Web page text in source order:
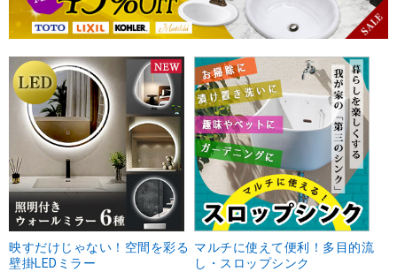
映すだけじゃない！空間を彩る
壁掛LEDミラー
マルチに使えて便利！多目的流
し・スロップシンク